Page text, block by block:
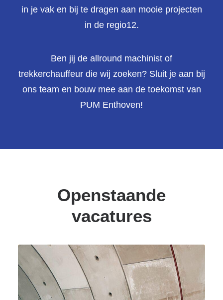
in je vak en bij te dragen aan mooie projecten
in de regio12.
Ben jij de allround machinist of
trekkerchauffeur die wij zoeken? Sluit je aan bij
ons team en bouw mee aan de toekomst van
PUM Enthoven!
Openstaande
vacatures